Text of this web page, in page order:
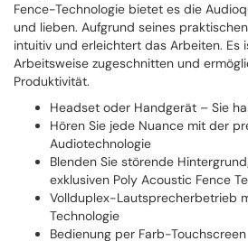
Fence-Technologie bietet es die
und lieben. Aufgrund seines
intuitiv und erleichtert das Arbeiten. Es
Arbeitsweise zugeschnitten und
Produktivität.
Headset oder Handgerät – Sie
Hören Sie jede Nuance mit der
Audiotechnologie
Blenden Sie störende
exklusiven Poly Acoustic Fence
Vollduplex-Lautsprecherbetrieb
Technologie
Bedienung per Farb-Touchscreen